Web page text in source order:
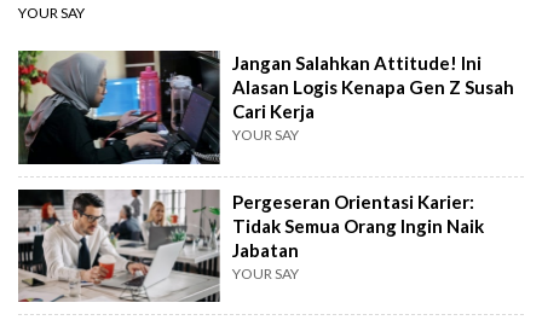
YOUR SAY
Jangan Salahkan Attitude! Ini
Alasan Logis Kenapa Gen Z Susah
Cari Kerja
YOUR SAY
Pergeseran Orientasi Karier:
Tidak Semua Orang Ingin Naik
Jabatan
YOUR SAY